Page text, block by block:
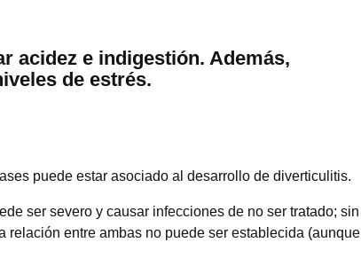
acidez e indigestión. Además,
de estrés.
puede estar asociado al desarrollo de diverticulitis.
ser severo y causar infecciones de no ser tratado; sin
entre ambas no puede ser establecida (aunque